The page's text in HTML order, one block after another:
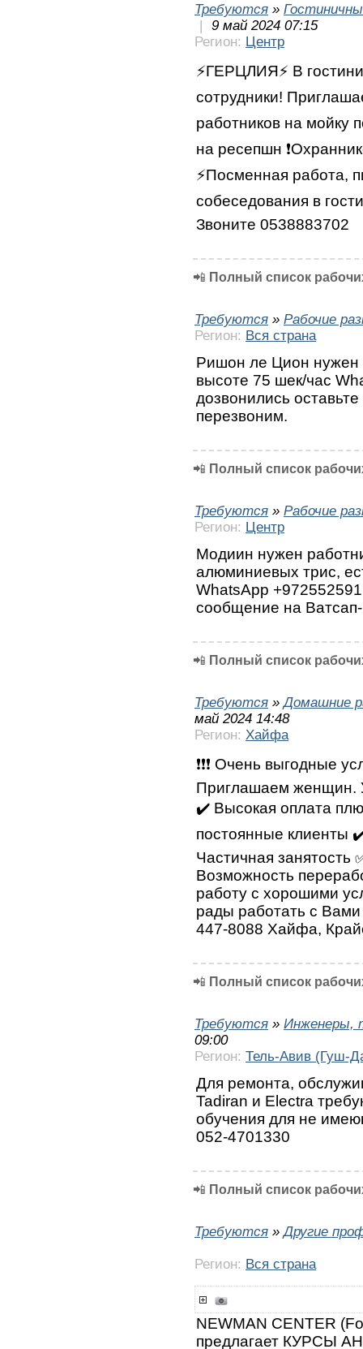
Требуются »
|
9 май 2024 07:15
Регион: Центр
⚡️ГЕРЦЛИЯ⚡️ В
сотрудники!
работников на мойку
на ресепшн
⚡️Посменная работа,
собеседования в
Звоните 0538883702
📲 Полный список
Требуются » Рабочие
Регион: Вся страна
Ришон ле Цион нужен
высоте 75 шек/час
дозвонились
перезвоним.
📲 Полный список
Требуются » Рабочие
Регион: Центр
Модиин нужен
алюминиевых трис,
WhatsApp
сообщение на
📲 Полный список
Требуются »Домашние
май 2024 14:48
Регион: Хайфа
❗❗❗ Очень выгодные
Приглашаем женщин.
✔️ Высокая оплата
постоянные клиенты
Частичная занятость
Возможность
работу с хорошими
рады работать с
447-8088 Хайфа,
📲 Полный список
Требуются » Инженеры,
09:00
Регион: Тель-Авив (Гуш-
Для ремонта,
Tadiran и Electra
обучения для не
052-4701330
📲 Полный список
Требуются »Другие
Регион: Вся страна
NEWMAN CENTER
предлагает КУРСЫ